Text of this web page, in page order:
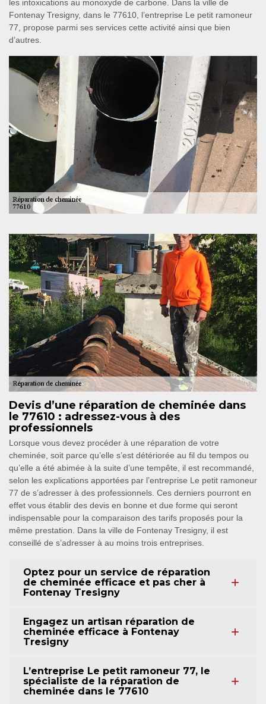
les intoxications au monoxyde de carbone. Dans la ville de
Fontenay Tresigny, dans le 77610, l’entreprise Le petit ramoneur
77, propose parmi ses services cette activité ainsi que bien
d’autres.
Devis d’une réparation de cheminée dans
le 77610 : adressez-vous à des
professionnels
Lorsque vous devez procéder à une réparation de votre
cheminée, soit parce qu’elle s’est détériorée au fil du tempos ou
qu’elle a été abimée à la suite d’une tempête, il est recommandé,
selon les explications apportées par l’entreprise Le petit ramoneur
77 de s’adresser à des professionnels. Ces derniers pourront en
effet vous établir des devis en bonne et due forme qui seront
indispensable pour la comparaison des tarifs proposés pour la
même prestation. Dans la ville de Fontenay Tresigny, il est
conseillé de s’adresser à au moins trois entreprises.
Optez pour un service de réparation
de cheminée efficace et pas cher à
Fontenay Tresigny
Engagez un artisan réparation de
cheminée efficace à Fontenay
Tresigny
L’entreprise Le petit ramoneur 77, le
spécialiste de la réparation de
cheminée dans le 77610